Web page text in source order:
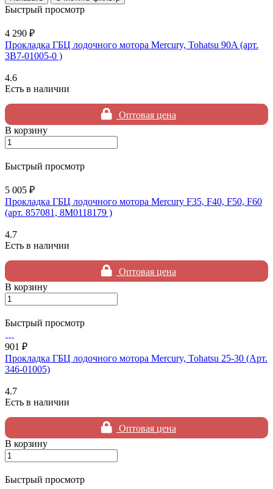
Быстрый просмотр
4 290 ₽
Прокладка ГБЦ лодочного мотора Mercury, Tohatsu 90A (арт.
3B7-01005-0 )
4.6
Есть в наличии
Оптовая цена
В корзину
Быстрый просмотр
5 005 ₽
Прокладка ГБЦ лодочного мотора Mercury F35, F40, F50, F60
(арт. 857081, 8M0118179 )
4.7
Есть в наличии
Оптовая цена
В корзину
Быстрый просмотр
901 ₽
Прокладка ГБЦ лодочного мотора Mercury, Tohatsu 25-30 (Арт.
346-01005)
4.7
Есть в наличии
Оптовая цена
В корзину
Быстрый просмотр